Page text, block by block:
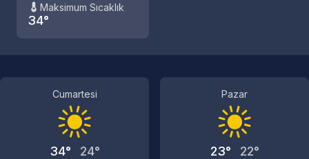
Maksimum Sıcaklık
34°
Cumartesi
34° 24°
Pazar
23° 22°